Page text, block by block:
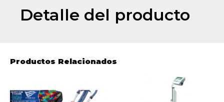
Detalle del producto
Productos Relacionados